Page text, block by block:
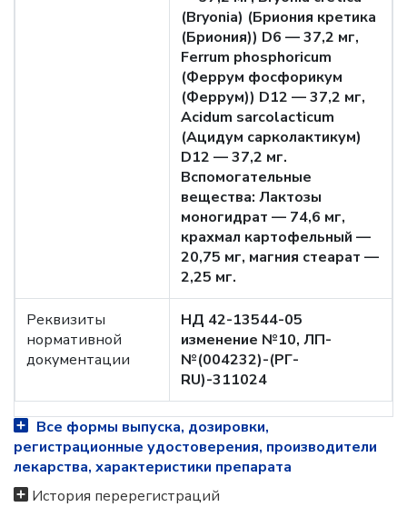
(Bryonia) (Бриония кретика
(Бриония)) D6 — 37,2 мг,
Ferrum phosphoricum
(Феррум фосфорикум
(Феррум)) D12 — 37,2 мг,
Acidum sarcolacticum
(Ацидум сарколактикум)
D12 — 37,2 мг.
Вспомогательные
вещества: Лактозы
моногидрат — 74,6 мг,
крахмал картофельный —
20,75 мг, магния стеарат —
2,25 мг.
Реквизиты
нормативной
документации
НД 42-13544-05
изменение №10, ЛП-
№(004232)-(РГ-
RU)-311024
Все формы выпуска, дозировки,
регистрационные удостоверения, производители
лекарства, характеристики препарата
История перерегистраций